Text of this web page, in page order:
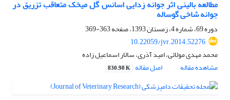
مطالعه بالینی اثر جوانه زدایی اسانس گل میخک متعاقب تزریق در
جوانه شاخی گوساله
دوره 69، شماره 4، زمستان 1393، صفحه
363-369
10.22059/jvr.2014.52276
محمد مهدی مولائی، امید آذری، سالار اسماعیل زاده
مشاهده مقاله
اصل مقاله 830.98 K